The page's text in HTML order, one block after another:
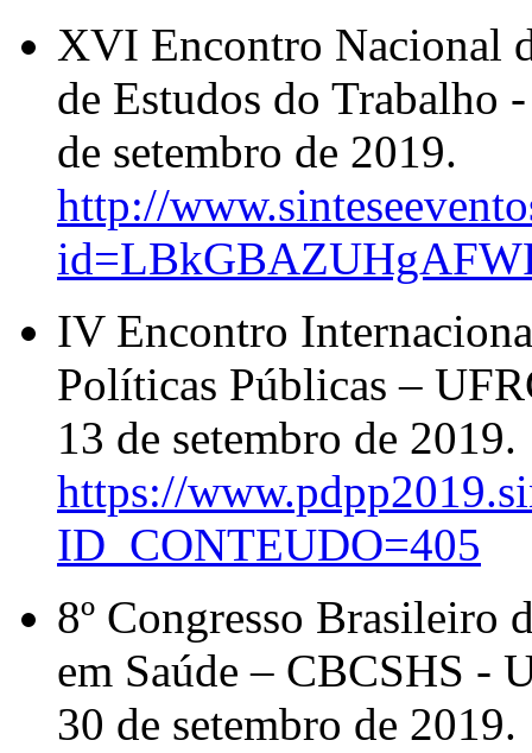
XVI Encontro Nacional
de Estudos do Trabalho
de setembro de 2019.
http://
IV Encontro
Políticas Públicas –
13 de setembro de 2019.
https://
ID_CONTEUDO=405
8º Congresso Brasileiro
em Saúde – CBCSHS -
30 de setembro de 2019.